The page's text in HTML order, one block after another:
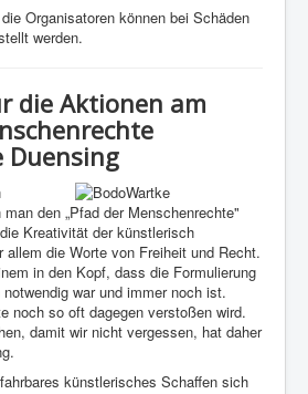
Organisatoren können bei Schäden
werden.
die Aktionen am
Duensing
den „Pfad der Menschenrechte"
Kreativität der künstlerisch
die Worte von Freiheit und Recht.
in den Kopf, dass die Formulierung
war und immer noch ist.
noch so oft dagegen verstoßen wird.
damit wir nicht vergessen, hat daher
künstlerisches Schaffen sich